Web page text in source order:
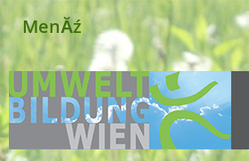
MenĂź